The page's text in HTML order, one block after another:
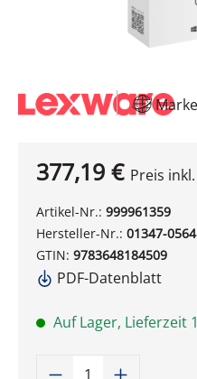
377,19 € Preis
Artikel-Nr.: 999961359
Hersteller-Nr.: 01347-0564
GTIN: 9783648184509
PDF-Datenblatt
Auf Lager, Lieferzeit
Produkt